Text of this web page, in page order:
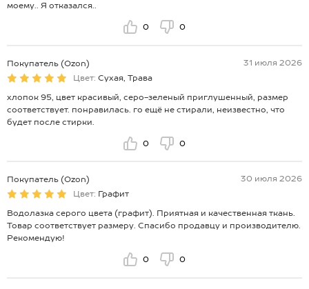
моему.. Я отказался..
0 0
Покупатель (Ozon)
31 июля 2026
Цвет: Сухая, Трава
хлопок 95, цвет красивый, серо-зеленый приглушенный, размер
соответствует. понравилась. го ещё не стирали, неизвестно, что
будет после стирки.
0 0
Покупатель (Ozon)
30 июля 2026
Цвет: Графит
Водолазка серого цвета (графит). Приятная и качественная ткань.
Товар соответствует размеру. Спасибо продавцу и производителю.
Рекомендую!
0 0